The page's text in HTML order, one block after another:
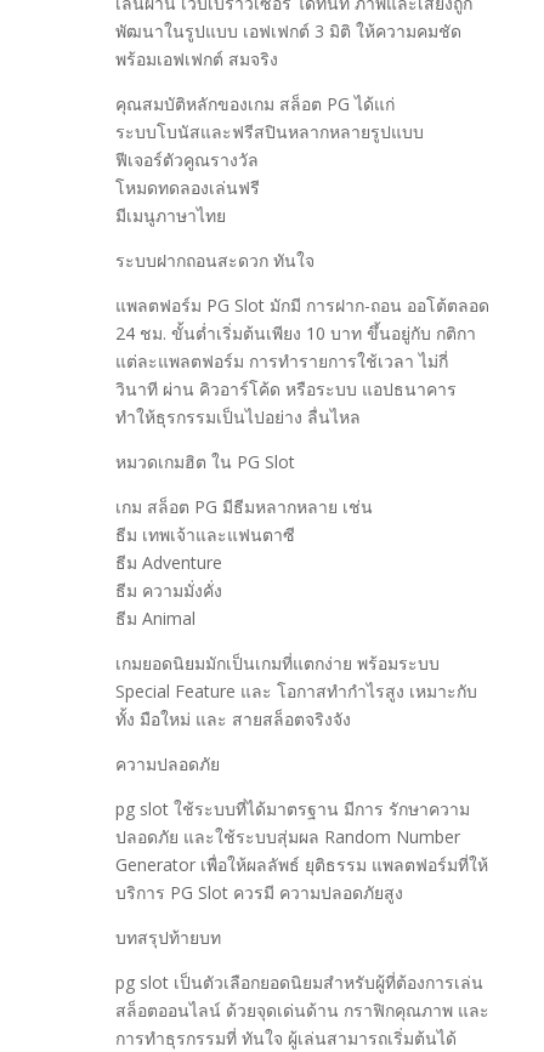
พัฒนาในรูปแบบ เอฟเฟกต์ 3 มิติ ให้ความคมชัด
พร้อมเอฟเฟกต์ สมจริง
คุณสมบัติหลักของเกม สล็อต PG ได้แก่
ระบบโบนัสและฟรีสปินหลากหลายรูปแบบ
ฟีเจอร์ตัวคูณรางวัล
โหมดทดลองเล่นฟรี
มีเมนูภาษาไทย
ระบบฝากถอนสะดวก ทันใจ
แพลตฟอร์ม PG Slot มักมี การฝาก-ถอน ออโต้ตลอด
24 ชม. ขั้นต่ำเริ่มต้นเพียง 10 บาท ขึ้นอยู่กับ กติกา
แต่ละแพลตฟอร์ม การทำรายการใช้เวลา ไม่กี่
วินาที ผ่าน คิวอาร์โค้ด หรือระบบ แอปธนาคาร
ทำให้ธุรกรรมเป็นไปอย่าง ลื่นไหล
หมวดเกมฮิต ใน PG Slot
เกม สล็อต PG มีธีมหลากหลาย เช่น
ธีม เทพเจ้าและแฟนตาซี
ธีม Adventure
ธีม ความมั่งคั่ง
ธีม Animal
เกมยอดนิยมมักเป็นเกมที่แตกง่าย พร้อมระบบ
Special Feature และ โอกาสทำกำไรสูง เหมาะกับ
ทั้ง มือใหม่ และ สายสล็อตจริงจัง
ความปลอดภัย
pg slot ใช้ระบบที่ได้มาตรฐาน มีการ รักษาความ
ปลอดภัย และใช้ระบบสุ่มผล Random Number
Generator เพื่อให้ผลลัพธ์ ยุติธรรม แพลตฟอร์มที่ให้
บริการ PG Slot ควรมี ความปลอดภัยสูง
บทสรุปท้ายบท
pg slot เป็นตัวเลือกยอดนิยมสำหรับผู้ที่ต้องการเล่น
สล็อตออนไลน์ ด้วยจุดเด่นด้าน กราฟิกคุณภาพ และ
การทำธุรกรรมที่ ทันใจ ผู้เล่นสามารถเริ่มต้นได้